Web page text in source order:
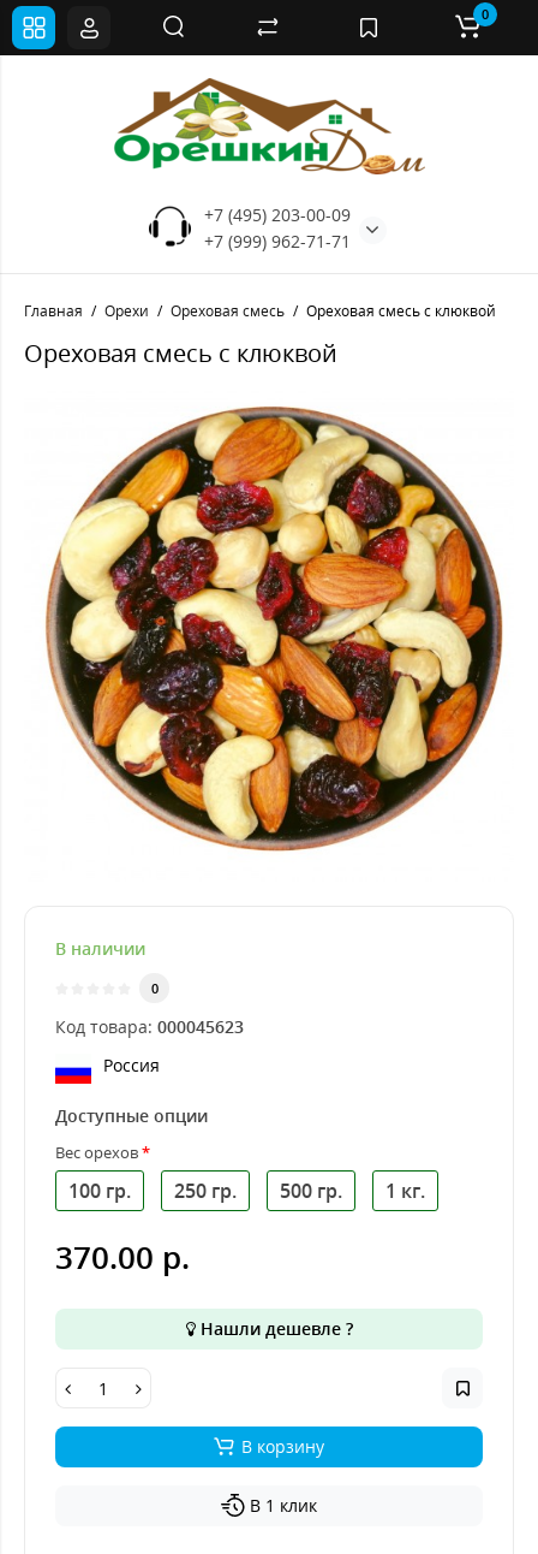
+7 (495) 203-00-09
+7 (999) 962-71-71
0
Главная Орехи Ореховая смесь Ореховая смесь с клюквой
Ореховая смесь с клюквой
В наличии
0
Код товара: 000045623
Россия
Доступные опции
Вес орехов
100 гр. 250 гр. 500 гр. 1 кг.
370.00 р.
Нашли дешевле ?
В корзину
В 1 клик